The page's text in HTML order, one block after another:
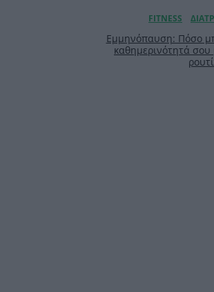
Εμμηνόπαυση: Πόσο
καθημερινότητά